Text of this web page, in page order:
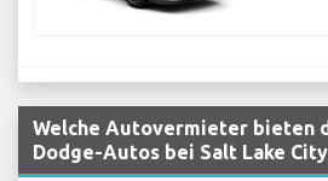
Welche Autovermieter bieten
Dodge-Autos bei Salt Lake